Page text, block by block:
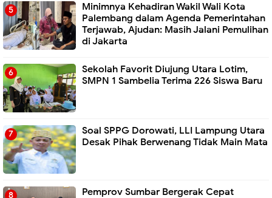
Minimnya Kehadiran Wakil Wali Kota
Palembang dalam Agenda Pemerintahan
Terjawab, Ajudan: Masih Jalani Pemulihan
di Jakarta
Sekolah Favorit Diujung Utara Lotim,
SMPN 1 Sambelia Terima 226 Siswa Baru ‎
Soal SPPG Dorowati, LLI Lampung Utara
Desak Pihak Berwenang Tidak Main Mata
Pemprov Sumbar Bergerak Cepat